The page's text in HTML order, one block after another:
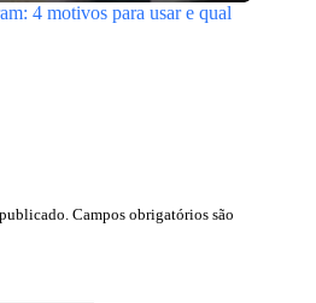
4 motivos para usar e qual
Campos obrigatórios são